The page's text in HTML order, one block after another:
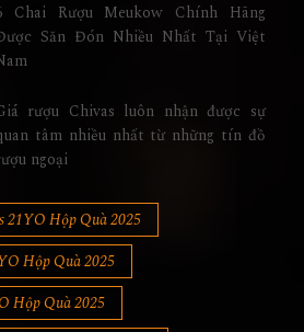
Chai Rượu Meukow Chính Hãng
Săn Đón Nhiều Nhất Tại Việt
rượu Chivas luôn nhận được sự
tâm nhiều nhất từ những tín đồ
ngoại
21YO Hộp Quà 2025
Hộp Quà 2025
Hộp Quà 2025